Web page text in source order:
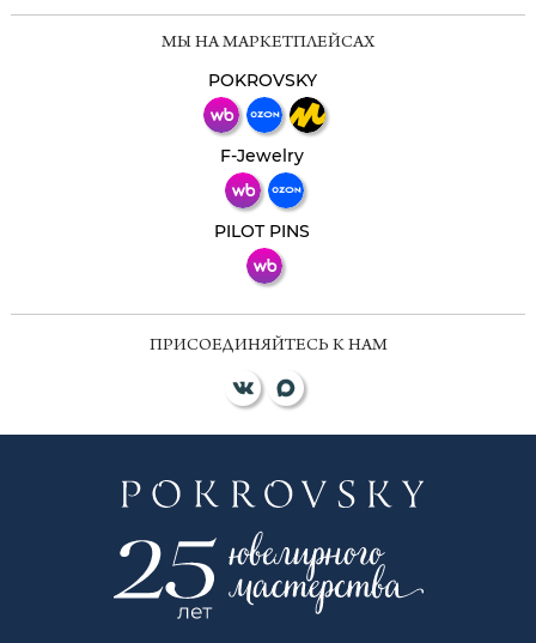
МЫ НА МАРКЕТПЛЕЙСАХ
POKROVSKY
F-Jewelry
PILOT PINS
ПРИСОЕДИНЯЙТЕСЬ К НАМ